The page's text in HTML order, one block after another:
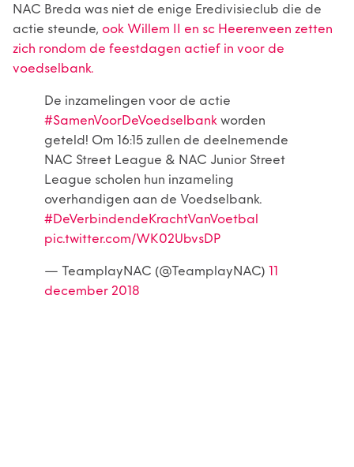
NAC Breda was niet de enige Eredivisieclub die de
actie steunde, ook Willem II en sc Heerenveen zetten
zich rondom de feestdagen actief in voor de
voedselbank.
De inzamelingen voor de actie
#SamenVoorDeVoedselbankworden
geteld! Om 16:15 zullen de deelnemende
NAC Street League & NAC Junior Street
League scholen hun inzameling
overhandigen aan de Voedselbank.
#DeVerbindendeKrachtVanVoetbal
pic.twitter.com/WK02UbvsDP
— TeamplayNAC (@TeamplayNAC) 11
december 2018